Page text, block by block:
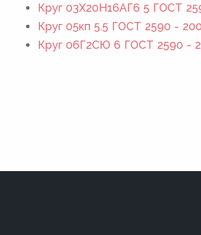
Круг 03Х20Н16АГ6 5 ГОСТ
Круг 05кп 5.5 ГОСТ 2590 -
Круг 06Г2СЮ 6 ГОСТ 2590 -